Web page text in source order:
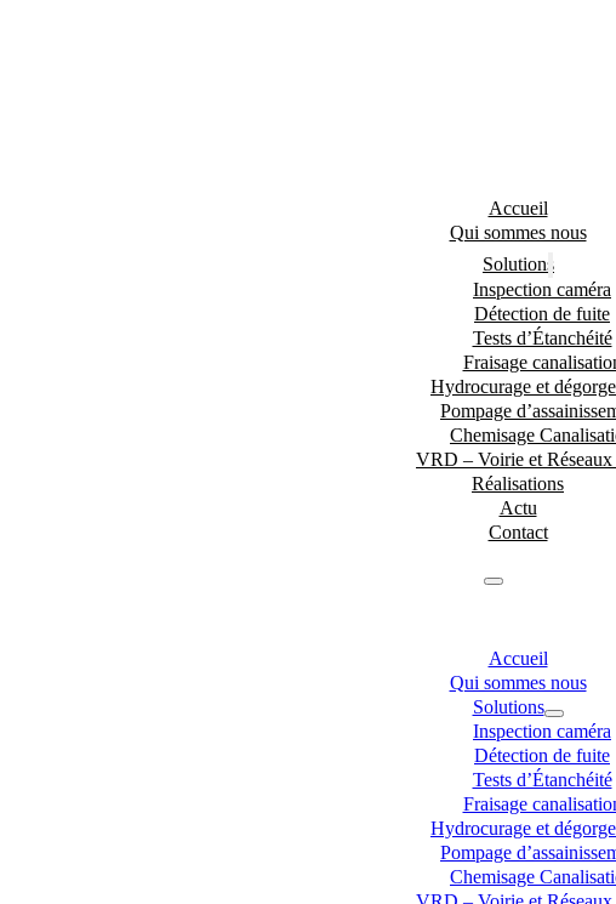
Accueil
Qui sommes nous
Solutions
Inspection caméra
Détection de fuite
Tests d’Étanchéité
Fraisage
Hydrocurage et
Pompage
Chemisage
VRD – Voirie et
Réalisations
Actu
Contact
Accueil
Qui sommes nous
Solutions
Inspection caméra
Détection de fuite
Tests d’Étanchéité
Fraisage
Hydrocurage et
Pompage
Chemisage